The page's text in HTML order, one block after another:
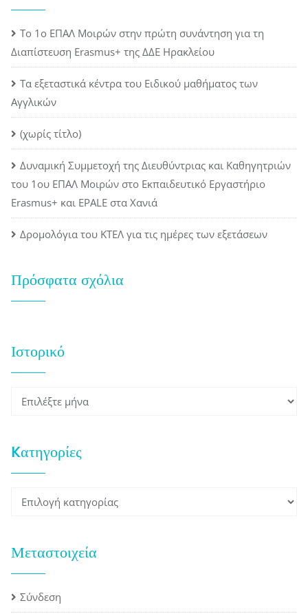
Το 1ο ΕΠΑΛ Μοιρών στην πρώτη συνάντηση για τη
Διαπίστευση Erasmus+ της ΔΔΕ Ηρακλείου
Τα εξεταστικά κέντρα του Ειδικού μαθήματος των
Αγγλικών
(χωρίς τίτλο)
Δυναμική Συμμετοχή της Διευθύντριας και Καθηγητριών
του 1ου ΕΠΑΛ Μοιρών στο Εκπαιδευτικό Εργαστήριο
Erasmus+ και EPALE στα Χανιά
Δρομολόγια του ΚΤΕΛ για τις ημέρες των εξετάσεων
Πρόσφατα σχόλια
Ιστορικό
Ιστορικό
Kατηγορίες
Kατηγορίες
Μεταστοιχεία
Σύνδεση